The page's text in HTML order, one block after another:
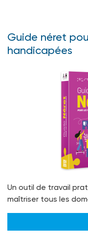
Guide néret
handicapées
Un outil de travail
maîtriser tous les